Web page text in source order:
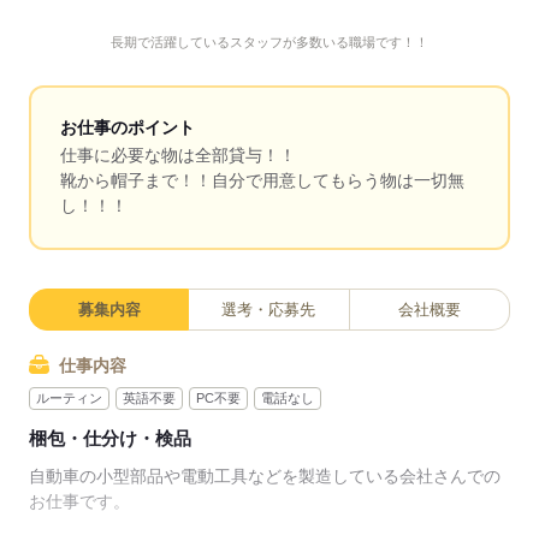
長期で活躍しているスタッフが多数いる職場です！！
お仕事のポイント
仕事に必要な物は全部貸与！！
靴から帽子まで！！自分で用意してもらう物は一切無
し！！！
募集内容 選考・応募先 会社概要
仕事内容
ルーティン 英語不要 PC不要 電話なし
梱包・仕分け・検品
自動車の小型部品や電動工具などを製造している会社さんでの
お仕事です。